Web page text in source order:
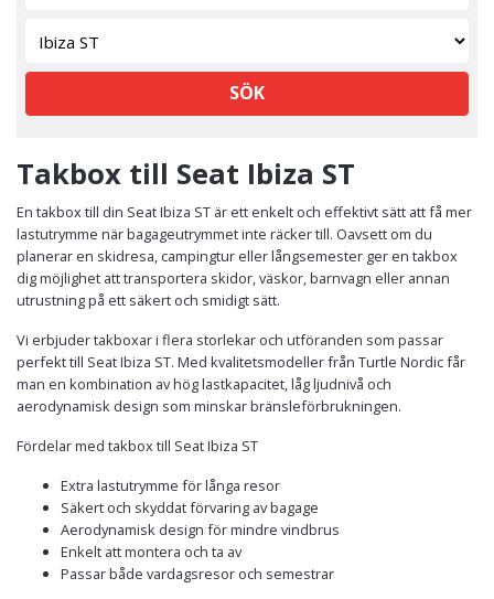
SÖK
Takbox till Seat Ibiza ST
En takbox till din Seat Ibiza ST är ett enkelt och effektivt sätt att få mer
lastutrymme när bagageutrymmet inte räcker till. Oavsett om du
planerar en skidresa, campingtur eller långsemester ger en takbox
dig möjlighet att transportera skidor, väskor, barnvagn eller annan
utrustning på ett säkert och smidigt sätt.
Vi erbjuder takboxar i flera storlekar och utföranden som passar
perfekt till Seat Ibiza ST. Med kvalitetsmodeller från Turtle Nordic får
man en kombination av hög lastkapacitet, låg ljudnivå och
aerodynamisk design som minskar bränsleförbrukningen.
Fördelar med takbox till Seat Ibiza ST
Extra lastutrymme för långa resor
Säkert och skyddat förvaring av bagage
Aerodynamisk design för mindre vindbrus
Enkelt att montera och ta av
Passar både vardagsresor och semestrar